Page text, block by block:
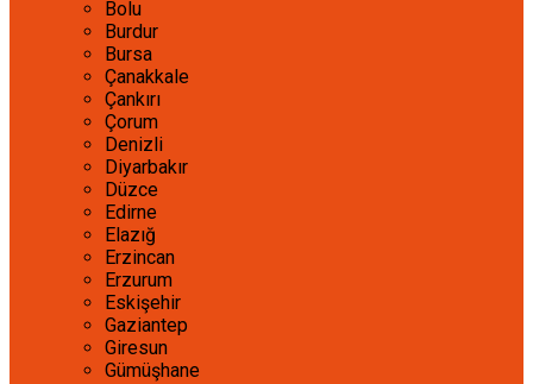
Bolu
Burdur
Bursa
Çanakkale
Çankırı
Çorum
Denizli
Diyarbakır
Düzce
Edirne
Elazığ
Erzincan
Erzurum
Eskişehir
Gaziantep
Giresun
Gümüşhane